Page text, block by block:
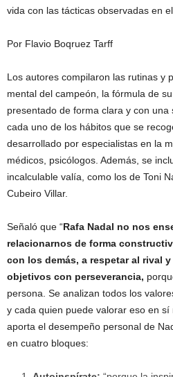
vida con las tácticas observadas en
Por Flavio Boqruez Tarff
Los autores compilaron las rutinas y
mental del campeón, la fórmula de
presentado de forma clara y con
cada uno de los hábitos que se
desarrollado por especialistas en la
médicos, psicólogos. Además, se
incalculable valía, como los de Toni
Cubeiro Villar.
Señaló que “Rafa Nadal no nos
relacionarnos de forma
con los demás, a respetar al rival
objetivos con perseverancia,
persona. Se analizan todos los
y cada quien puede valorar eso en sí
aporta el desempeño personal de
en cuatro bloques: